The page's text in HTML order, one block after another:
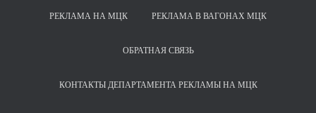
РЕКЛАМА НА МЦК РЕКЛАМА В ВАГОНАХ МЦК
ОБРАТНАЯ СВЯЗЬ
КОНТАКТЫ ДЕПАРТАМЕНТА РЕКЛАМЫ НА МЦК